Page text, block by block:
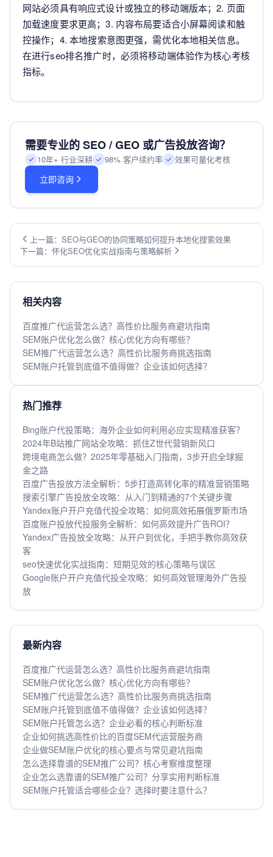
网站必须具有响应式设计或独立的移动端版本；2. 页面
加载速度要求更高；3. 内容布局要适合小屏幕阅读和触
控操作；4. 本地搜索意图更强，需优化本地相关信息。
在进行seo排名推广时，必须将移动端体验作为核心考核
指标。
需要专业的 SEO / GEO 或广告投放咨询？
10年+ 行业深耕 98% 客户续约率 效果可量化考核
立即咨询
上一篇：SEO与GEO的协同策略如何提升本地化搜索效果
下一篇：怀化SEO优化实战指南与策略解析
相关内容
百度推广代运营怎么选？高性价比服务商避坑指南
SEM账户优化怎么做？核心优化方向有哪些？
SEM推广代运营怎么选？高性价比服务商挑选指南
SEM账户托管到底值不值得做？企业该如何选择？
热门推荐
Bing账户代投策略：海外企业如何利用必应实现精准获客？
2024年B站推广网站全攻略：抓住Z世代营销新风口
跨境电商怎么做？2025年零基础入门指南，3步开启全球掘
金之路
百度广告投放方法全解析：5步打造高转化率的精准营销策略
搜索引擎广告投放全攻略：从入门到精通的7个关键步骤
Yandex账户开户充值代投全攻略：如何高效拓展俄罗斯市场
百度账户投放代投服务全解析：如何高效提升广告ROI？
Yandex广告投放全攻略：从开户到优化，手把手教你高效获
客
seo快速优化实战指南：短期见效的核心策略与误区
Google账户开户充值代投全攻略：如何高效管理海外广告投
放
最新内容
百度推广代运营怎么选？高性价比服务商避坑指南
SEM账户优化怎么做？核心优化方向有哪些？
SEM推广代运营怎么选？高性价比服务商挑选指南
SEM账户托管到底值不值得做？企业该如何选择？
SEM账户托管怎么选？企业必看的核心判断标准
企业如何挑选高性价比的百度SEM代运营服务商
企业做SEM账户优化的核心要点与常见避坑指南
怎么选择靠谱的SEM推广公司？核心考察维度整理
企业怎么选靠谱的SEM推广公司？分享实用判断标准
SEM账户托管适合哪些企业？选择时要注意什么？